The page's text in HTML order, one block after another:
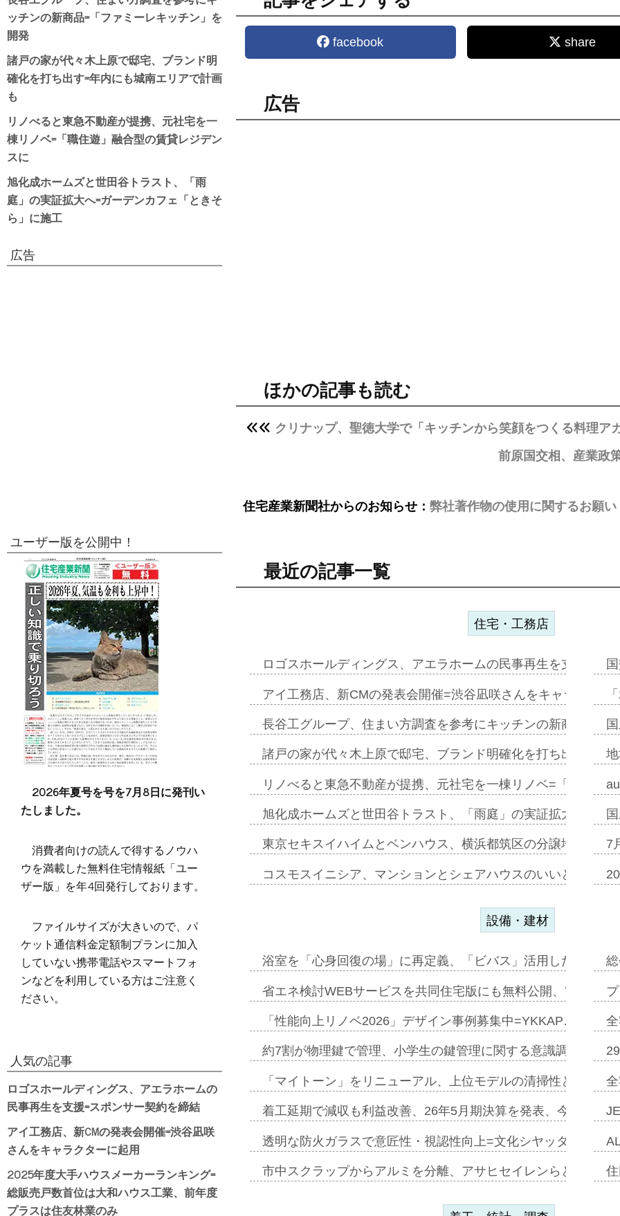
facebook share
広告
ほかの記事も読む
クリナップ、聖徳大学で「キッチンから笑顔をつくる料理ア
前原国交相、産業政
住宅産業新聞社からのお知らせ： 弊社著作物の使用に関するお願い
最近の記事一覧
住宅・工務店
ロゴスホールディングス、アエラホームの民事再生を支援=ス
アイ工務店、新CMの発表会開催=渋谷凪咲さんをキャラクタ
長谷工グループ、住まい方調査を参考にキッチンの新商品=「
諸戸の家が代々木上原で邸宅、ブランド明確化を打ち出す=年
リノべると東急不動産が提携、元社宅を一棟リノベ=「職住遊
旭化成ホームズと世田谷トラスト、「雨庭」の実証拡大へ=ガ
東京セキスイハイムとベンハウス、横浜都筑区の分譲地開発で
コスモスイニシア、マンションとシェアハウスのいいとこどり
7
設備・建材
浴室を「心身回復の場」に再定義、「ビバス」活用した新入浴
省エネ検討WEBサービスを共同住宅版にも無料公開、YKKAP
「性能向上リノベ2026」デザイン事例募集中=YKKAP…
約7割が物理鍵で管理、小学生の鍵管理に関する意識調査
「マイトーン」をリニューアル、上位モデルの清掃性と安全
着工延期で減収も利益改善、26年5月期決算を発表、今期は増
透明な防火ガラスで意匠性・視認性向上=文化シヤッター…
市中スクラップからアルミを分離、アサヒセイレンらと協働開
ッチンの新商品=「ファミーレキッチン」を
開発
諸戸の家が代々木上原で邸宅、ブランド明
確化を打ち出す=年内にも城南エリアで計画
も
リノべると東急不動産が提携、元社宅を一
棟リノベ=「職住遊」融合型の賃貸レジデン
スに
旭化成ホームズと世田谷トラスト、「雨
庭」の実証拡大へ=ガーデンカフェ「ときそ
ら」に施工
広告
ユーザー版を公開中！
2026年夏号を号を7月8日に発刊い
たしました。
消費者向けの読んで得するノウハ
ウを満載した無料住宅情報紙「ユー
ザー版」を年4回発行しております。
ファイルサイズが大きいので、パ
ケット通信料金定額制プランに加入
していない携帯電話やスマートフォ
ンなどを利用している方はご注意く
ださい。
人気の記事
ロゴスホールディングス、アエラホームの
民事再生を支援=スポンサー契約を締結
アイ工務店、新CMの発表会開催=渋谷凪咲
さんをキャラクターに起用
2025年度大手ハウスメーカーランキング=
総販売戸数首位は大和ハウス工業、前年度
プラスは住友林業のみ